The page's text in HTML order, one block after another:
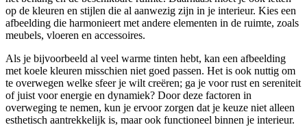
op de kleuren en stijlen die al aanwezig zijn in je interieur. Kies een
afbeelding die harmonieert met andere elementen in de ruimte, zoals
meubels, vloeren en accessoires.
Als je bijvoorbeeld al veel warme tinten hebt, kan een afbeelding
met koele kleuren misschien niet goed passen. Het is ook nuttig om
te overwegen welke sfeer je wilt creëren; ga je voor rust en sereniteit
of juist voor energie en dynamiek? Door deze factoren in
overweging te nemen, kun je ervoor zorgen dat je keuze niet alleen
esthetisch aantrekkelijk is, maar ook functioneel binnen je interieur.